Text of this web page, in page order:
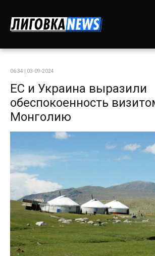
06:34 | 03-09-2024
ЕС и Украина выразили
обеспокоенность
Монголию